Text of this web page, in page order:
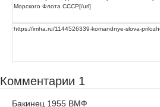
Комментарии 1
Бакинец 1955 ВМФ